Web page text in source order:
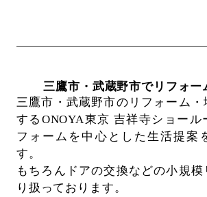
三鷹市・武蔵野市でリフォー
三鷹市・武蔵野市のリフォーム・
するONOYA東京 吉祥寺ショール
フォームを中心とした生活提案
す。
もちろんドアの交換などの小規模
り扱っております。